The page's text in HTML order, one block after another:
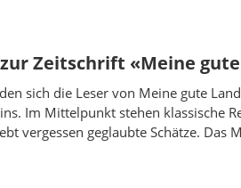
Zeitschrift «Meine
sich die Leser von Meine gute
Im Mittelpunkt stehen klassische
vergessen geglaubte Schätze. Das